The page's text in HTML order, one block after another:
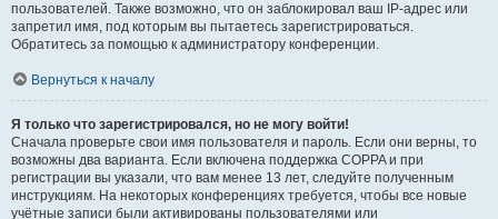
пользователей. Также возможно, что он заблокировал ваш IP-адрес или
запретил имя, под которым вы пытаетесь зарегистрироваться.
Обратитесь за помощью к администратору конференции.
Вернуться к началу
Я только что зарегистрировался, но не могу войти!
Сначала проверьте свои имя пользователя и пароль. Если они верны, то
возможны два варианта. Если включена поддержка COPPA и при
регистрации вы указали, что вам менее 13 лет, следуйте полученным
инструкциям. На некоторых конференциях требуется, чтобы все новые
учётные записи были активированы пользователями или